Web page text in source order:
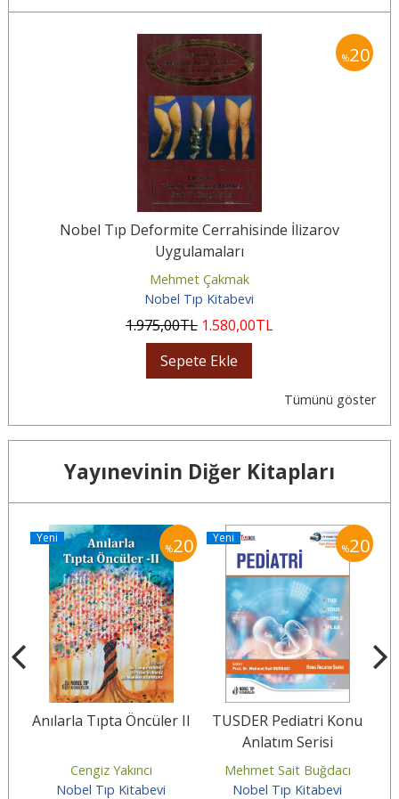
%20
Nobel Tıp Deformite Cerrahisinde İlizarov
Uygulamaları
Mehmet Çakmak
Nobel Tıp Kitabevi
1.975,00TL 1.580,00TL
Sepete Ekle
Tümünü göster
Yayınevinin Diğer Kitapları
%20
Yeni
Anılarla Tıpta Öncüler II
Cengiz Yakıncı
Nobel Tıp Kitabevi
%20
Yeni
TUSDER Pediatri Konu
Anlatım Serisi
Mehmet Sait Buğdacı
Nobel Tıp Kitabevi